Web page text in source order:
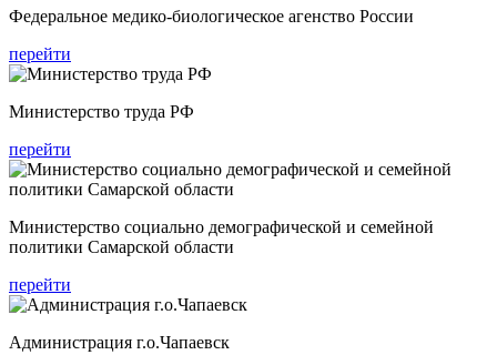
Федеральное медико-биологическое агенство России
перейти
Министерство труда РФ
перейти
Министерство социально демографической и семейной
политики Самарской области
перейти
Администрация г.о.Чапаевск